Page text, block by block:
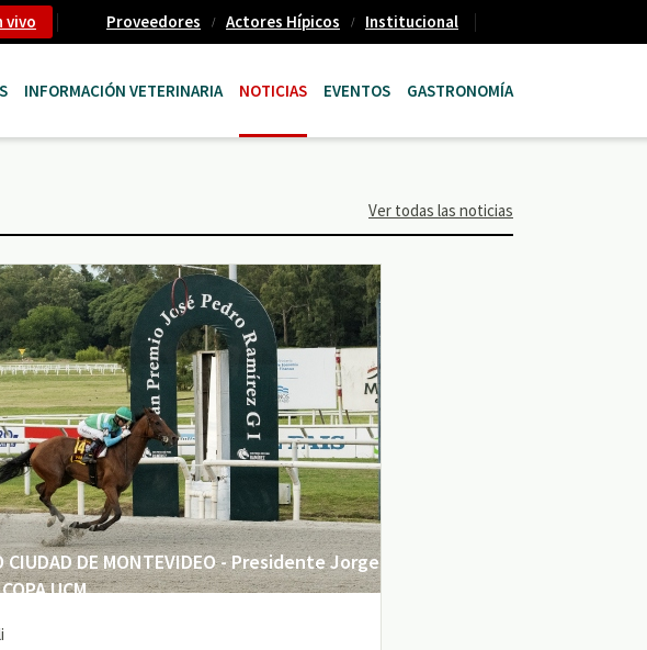
vivo Proveedores Actores Hípicos Institucional
INFORMACIÓN VETERINARIA NOTICIAS EVENTOS GASTRONOMÍA
Ver todas las noticias
CIUDAD DE MONTEVIDEO - Presidente Jorge
UCM